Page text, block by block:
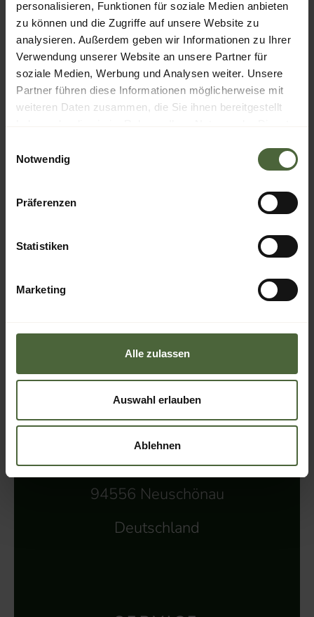
personalisieren, Funktionen für soziale Medien anbieten
zu können und die Zugriffe auf unsere Website zu
analysieren. Außerdem geben wir Informationen zu Ihrer
Verwendung unserer Website an unsere Partner für
soziale Medien, Werbung und Analysen weiter. Unsere
Partner führen diese Informationen möglicherweise mit
weiteren Daten zusammen, die Sie ihnen bereitgestellt
Notwendig
Präferenzen
Statistiken
Marketing
Alle zulassen
Auswahl erlauben
Ablehnen
BUCHEN
EULER NEUSCHÖNAU
Naturhotel & Chalets
Schönangerstraße 6 b
94556 Neuschönau
Deutschland